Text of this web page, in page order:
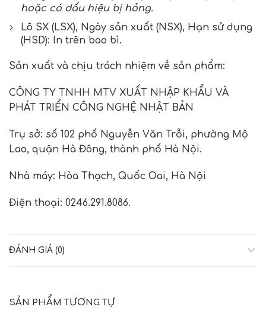
hoặc có dấu hiệu bị hỏng.
Lô SX (LSX), Ngày sản xuất (NSX), Hạn sử dụng
(HSD): In trên bao bì.
Sản xuất và chịu trách nhiệm về sản phẩm:
CÔNG TY TNHH MTV XUẤT NHẬP KHẨU VÀ
PHÁT TRIỂN CÔNG NGHỆ NHẬT BẢN
Trụ sở: số 102 phố Nguyễn Văn Trỗi, phường Mộ
Lao, quận Hà Đông, thành phố Hà Nội.
Nhà máy: Hòa Thạch, Quốc Oai, Hà Nội
Điện thoại: 0246.291.8086.
ĐÁNH GIÁ (0)
SẢN PHẨM TƯƠNG TỰ